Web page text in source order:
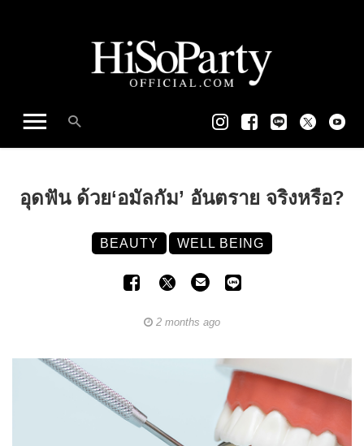
อุดฟัน ด้วย‘อมัลกัม’ อันตราย จริงหรือ?
BEAUTY WELL BEING
2 months ago